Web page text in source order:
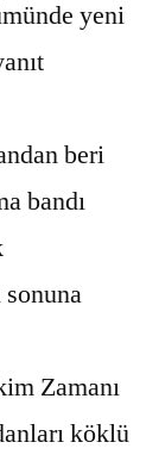
yeni
beri
bandı
sonuna
Zamanı
köklü